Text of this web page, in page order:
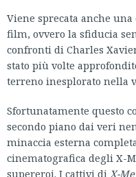
Viene sprecata anche
film, ovvero la sfiducia
confronti di Charles
stato più volte
terreno inesplorato nella
Sfortunatamente questo
secondo piano dai veri
minaccia esterna
cinematografica degli X-
supereroi. I cattivi di X-